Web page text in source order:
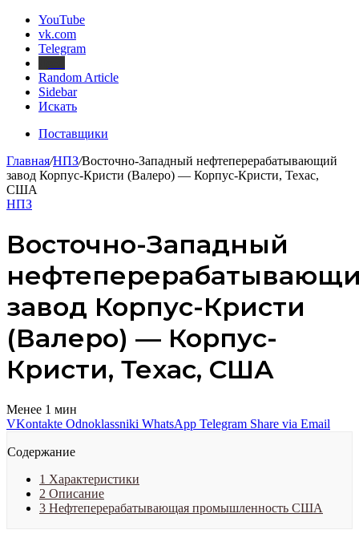
YouTube
vk.com
Telegram
Random Article
Sidebar
Искать
Поставщики
Главная/НПЗ/Восточно-Западный нефтеперерабатывающий
завод Корпус-Кристи (Валеро) — Корпус-Кристи, Техас,
США
НПЗ
Восточно-Западный
завод Корпус-Кристи
(Валеро) — Корпус-
Кристи, Техас, США
Менее 1 мин
VKontakte Odnoklassniki WhatsApp Telegram Share via Email
Содержание
1 Характеристики
2 Описание
3 Нефтеперерабатывающая промышленность США